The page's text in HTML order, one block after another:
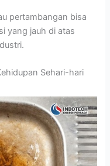
pertambangan bisa
yang jauh di atas
Sehari-hari